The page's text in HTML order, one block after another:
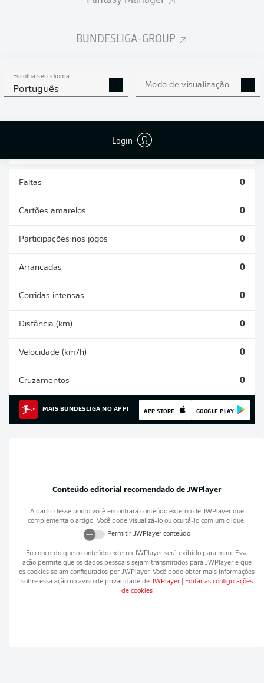
BUNDESLIGA-GROUP
Escolha seu idioma
Português Modo de visualização
Login
ESTATÍSTICAS DA
TEMPORADA 2026/2027
ÁREAS
Faltas 0
Cartões amarelos 0
Participações nos jogos 0
Arrancadas 0
Corridas intensas 0
Distância (km) 0
Velocidade (km/h) 0
Cruzamentos 0
MAIS BUNDESLIGA NO APP! APP STORE GOOGLE PLAY
Conteúdo editorial recomendado de JWPlayer
A partir desse ponto você encontrará conteúdo externo de JWPlayerque
complementa o artigo. Você pode visualizá-lo ou ocultá-lo com um clique.
Permitir JWPlayerconteúdo
Eu concordo que o conteúdo externo JWPlayerserá exibido para mim. Essa
ação permite que os dados pessoais sejam transmitidos para JWPlayere que
os cookies sejam configurados por JWPlayer. Você pode obter mais informações
sobre essa ação no aviso de privacidade de JWPlayer
Editar as configurações
de cookies